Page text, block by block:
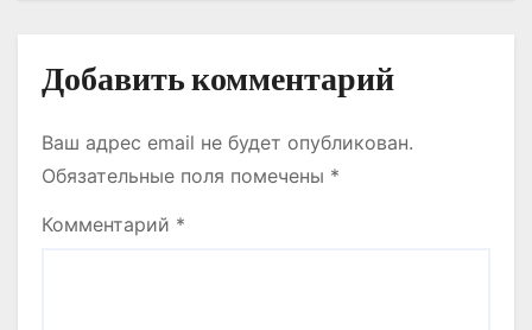
Добавить комментарий
Ваш адрес email не будет опубликован.
Обязательные поля помечены *
Комментарий *